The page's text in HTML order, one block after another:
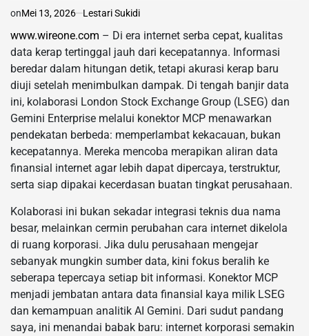
onMei 13, 2026 Lestari Sukidi
www.wireone.com – Di era internet serba cepat, kualitas
data kerap tertinggal jauh dari kecepatannya. Informasi
beredar dalam hitungan detik, tetapi akurasi kerap baru
diuji setelah menimbulkan dampak. Di tengah banjir data
ini, kolaborasi London Stock Exchange Group (LSEG) dan
Gemini Enterprise melalui konektor MCP menawarkan
pendekatan berbeda: memperlambat kekacauan, bukan
kecepatannya. Mereka mencoba merapikan aliran data
finansial internet agar lebih dapat dipercaya, terstruktur,
serta siap dipakai kecerdasan buatan tingkat perusahaan.
Kolaborasi ini bukan sekadar integrasi teknis dua nama
besar, melainkan cermin perubahan cara internet dikelola
di ruang korporasi. Jika dulu perusahaan mengejar
sebanyak mungkin sumber data, kini fokus beralih ke
seberapa tepercaya setiap bit informasi. Konektor MCP
menjadi jembatan antara data finansial kaya milik LSEG
dan kemampuan analitik AI Gemini. Dari sudut pandang
saya, ini menandai babak baru: internet korporasi semakin